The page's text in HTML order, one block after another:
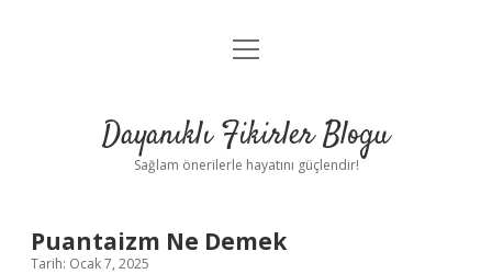
Anasayfa
Yasal Uyarı
menüyü
Dayanıklı Fikirler Blogu
Sağlam önerilerle hayatını güçlendir!
Puantaizm Ne Demek
Tarih: Ocak 7, 2025